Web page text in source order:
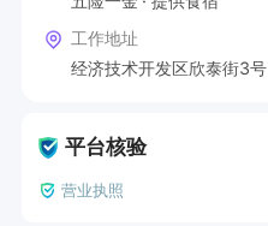
工作地址
经济技术开发区欣泰街3号
平台核验
营业执照